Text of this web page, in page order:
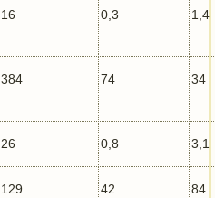
16 0,3 1,4
384 74 34
26 0,8 3,1
129 42 84